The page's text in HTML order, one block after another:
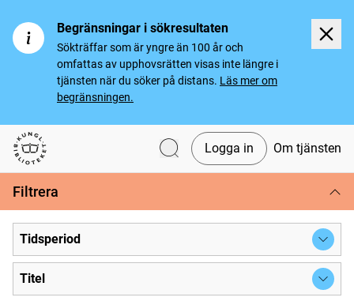
Begränsningar i sökresultaten
Sökträffar som är yngre än 100 år och
omfattas av upphovsrätten visas inte längre i
tjänsten när du söker på distans. Läs mer om
begränsningen.
Svenska tidningar
Logga in Om tjänsten
Filtrera
Tidsperiod
Titel